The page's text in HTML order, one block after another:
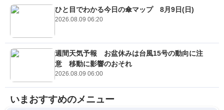
ひと目でわかる今日の傘マップ 8月9日(日)
2026.08.09 06:20
週間天気予報 お盆休みは台風15号の動向に注
意 移動に影響のおそれ
2026.08.09 06:00
いまおすすめのメニュー